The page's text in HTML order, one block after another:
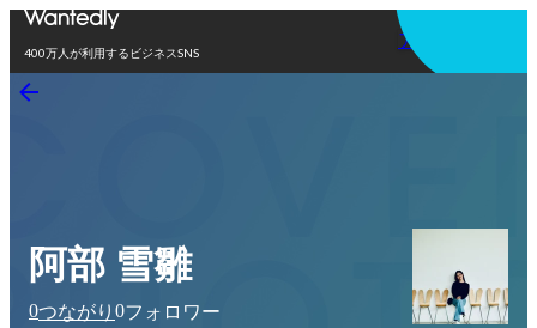
400万人が利用するビジネスSNS
アプリを使う
阿部 雪雛
0つながり 0フォロワー